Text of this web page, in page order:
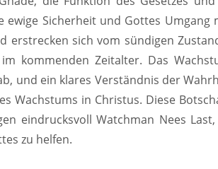
ewige Sicherheit und Gottes Umgang
erstrecken sich vom sündigen
kommenden Zeitalter. Das
und ein klares Verständnis der
Wachstums in Christus. Diese
eindrucksvoll Watchman Nees
zu helfen.